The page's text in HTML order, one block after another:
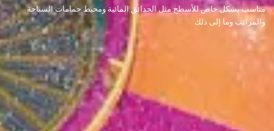
مناسب بشكل خاص للأسطح مثل الحدائق المائية ومحيط حمامات السباحة
والمرائب وما إلى ذلك